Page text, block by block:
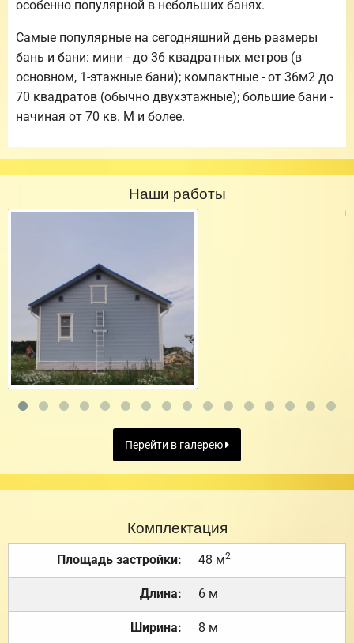
особенно популярной в небольших банях.
Самые популярные на сегодняшний день размеры
бань и бани: мини - до 36 квадратных метров (в
основном, 1-этажные бани); компактные - от 36м2 до
70 квадратов (обычно двухэтажные); большие бани -
начиная от 70 кв. М и более.
Наши работы
Перейти в галерею
Комплектация
Площадь застройки: 48 м2
Длина: 6 м
Ширина: 8 м